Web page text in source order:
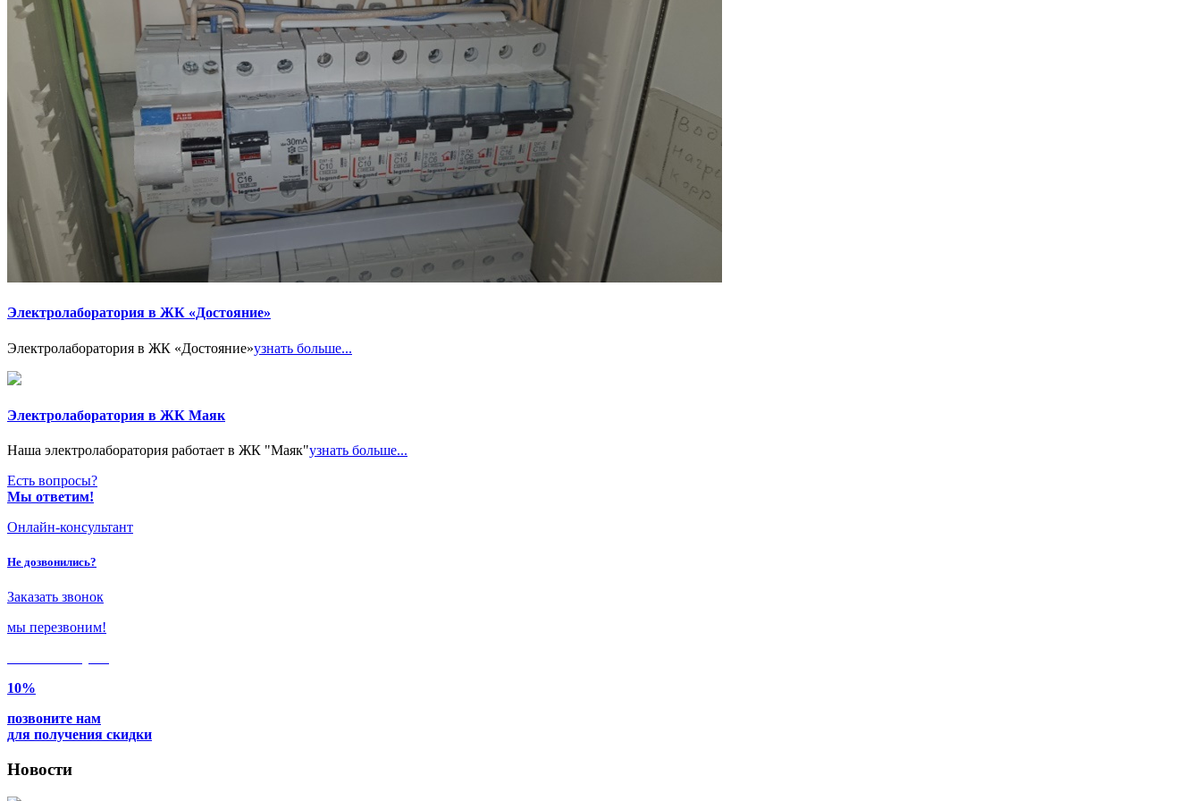
Электролаборатория в ЖК «Достояние»
Электролаборатория в ЖК «Достояние»узнать больше...
Электролаборатория в ЖК Маяк
Наша электролаборатория работает в ЖК "Маяк"узнать больше...
Есть вопросы?
Мы ответим!
Онлайн-консультант
Не дозвонились?
Заказать звонок
мы перезвоним!
10%
позвоните нам
для получения скидки
Новости